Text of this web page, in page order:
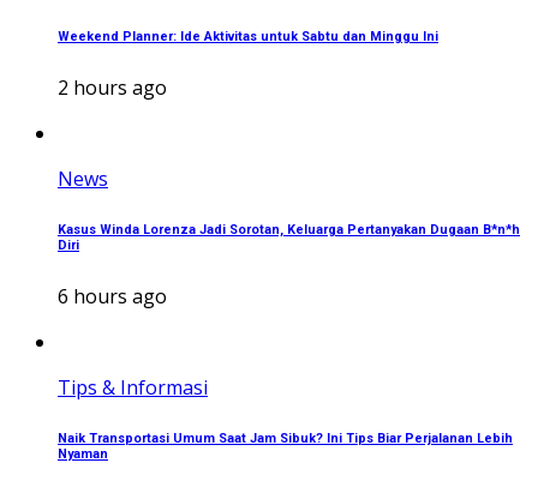
Weekend Planner: Ide Aktivitas untuk Sabtu dan Minggu Ini
2 hours ago
News
Kasus Winda Lorenza Jadi Sorotan, Keluarga Pertanyakan Dugaan B*n*h
Diri
6 hours ago
Tips & Informasi
Naik Transportasi Umum Saat Jam Sibuk? Ini Tips Biar Perjalanan Lebih
Nyaman